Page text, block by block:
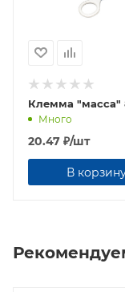
Клемма "масса"
Много
20.47 ₽/шт
В